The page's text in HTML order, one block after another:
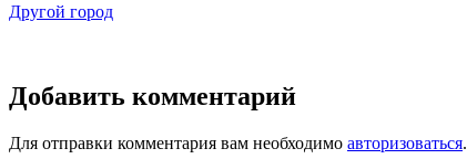
Другой город
Добавить комментарий
Для отправки комментария вам необходимо авторизоваться.